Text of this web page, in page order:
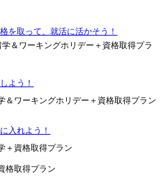
を取って、就活に活かそう！
＆ワーキングホリデー＋資格取得プラ
よう！
＆ワーキングホリデー＋資格取得プラン
入れよう！
＋資格取得プラン
格取得プラン